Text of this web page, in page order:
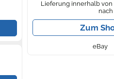
Lieferung innerhalb von
Zum
eBay